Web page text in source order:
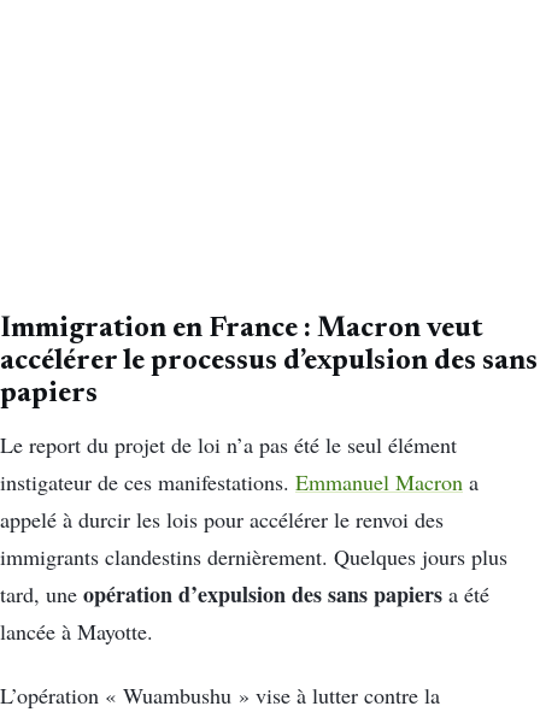
Immigration en France : Macron veut
accélérer le processus d’expulsion des sans
papiers
Le report du projet de loi n’a pas été le seul élément
instigateur de ces manifestations. Emmanuel Macron a
appelé à durcir les lois pour accélérer le renvoi des
immigrants clandestins dernièrement. Quelques jours plus
tard, une opération d’expulsion des sans papiers a été
lancée à Mayotte.
L’opération « Wuambushu » vise à lutter contre la